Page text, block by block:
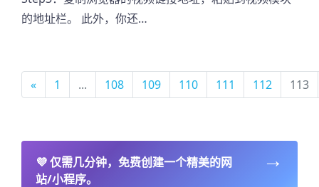
的地址栏。 此外，你还…
« 1 ... 108 109 110 111 112 113
💜仅需几分钟，免费创建一个精美的网
站/小程序。
→